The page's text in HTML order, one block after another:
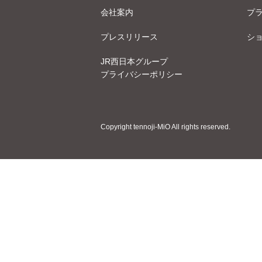
会社案内 プ
プレスリリース シ
JR西日本グループ
プライバシーポリシー
Copyright tennoji-MiO All rights reserved.